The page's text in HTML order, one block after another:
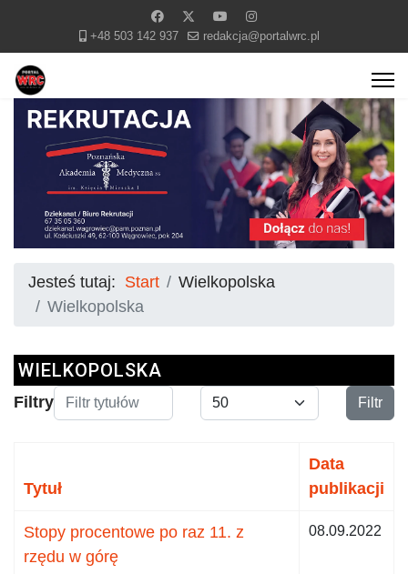
+48 503 142 937 redakcja@portalwrc.pl
Jesteś tutaj: Start
Wielkopolska
Wielkopolska
WIELKOPOLSKA
FiltryFiltr tytułów Pokaż # Filtr
Tytuł
Data
publikacji
Stopy procentowe po raz 11. z
rzędu w górę
08.09.2022